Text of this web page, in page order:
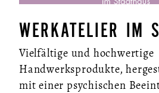
WERKATELIER IM
Vielfältige und hochwertige
Handwerksprodukte,
mit einer psychischen